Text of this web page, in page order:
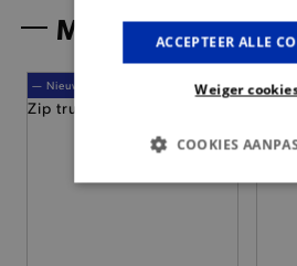
Misschien is dit
— Nieuw —
ACCEPTEER ALLE
Weiger
COOKIES
BASIS COOKIES